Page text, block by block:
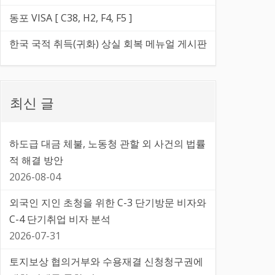
동포 VISA [ C38, H2, F4, F5 ]
한국 국적 취득(귀화) 상실 회복 메뉴얼 게시판
최신 글
하도급 대금 체불, 노동청 관할 외 사건의 법률
적 해결 방안
2026-08-04
외국인 지인 초청을 위한 C-3 단기방문 비자와
C-4 단기취업 비자 분석
2026-07-31
토지보상 협의거부와 수용재결 신청청구권에